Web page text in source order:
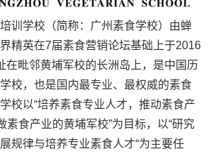
训学校（简称：广州素食学校）由蝉
精英在7届素食营销论坛基础上于2016
在毗邻黄埔军校的长洲岛上，是中国历
校，也是国内最专业、最权威的素食
校以“培养素食专业人才，推动素食产
素食产业的黄埔军校”为目标，以“研究
规律与培养专业素食人才“为主要任